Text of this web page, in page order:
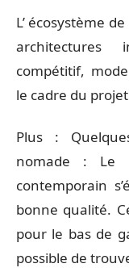
L’ écosystème
architectures
compétitif,
le cadre du
Plus :
nomade : Le
contemporain
bonne qualité.
pour le bas de
possible de